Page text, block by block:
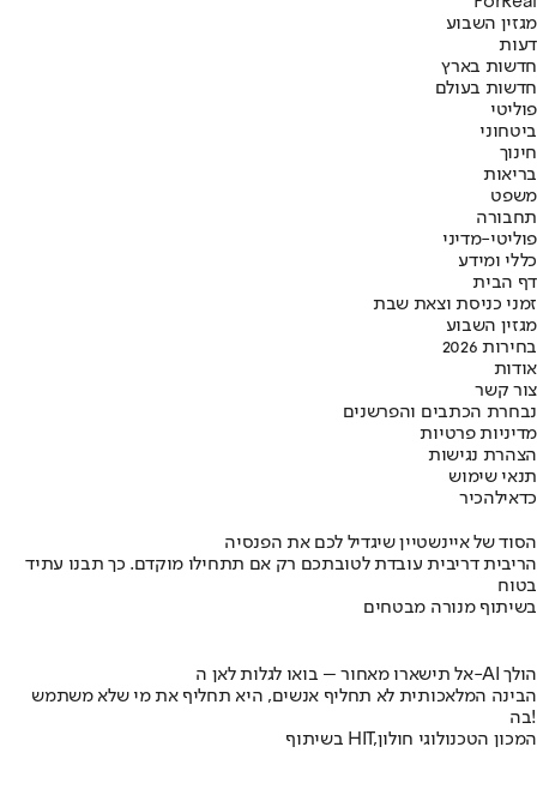
מגזין השבוע
דעות
חדשות בארץ
חדשות בעולם
פוליטי
ביטחוני
חינוך
בריאות
משפט
תחבורה
פוליטי-מדיני
כללי ומידע
דף הבית
זמני כניסת וצאת שבת
מגזין השבוע
בחירות 2026
אודות
צור קשר
נבחרת הכתבים והפרשנים
מדיניות פרטיות
הצהרת נגישות
תנאי שימוש
כדאילהכיר
הסוד של איינשטיין שיגדיל לכם את הפנסיה
הריבית דריבית עובדת לטובתכם רק אם תתחילו מוקדם. כך תבנו עתיד
בטוח
בשיתוף מנורה מבטחים
אל תישארו מאחור – בואו לגלות לאן ה-AI הולך
הבינה המלאכותית לא תחליף אנשים, היא תחליף את מי שלא משתמש
בה!
בשיתוף HIT,המכון הטכנולוגי חולון